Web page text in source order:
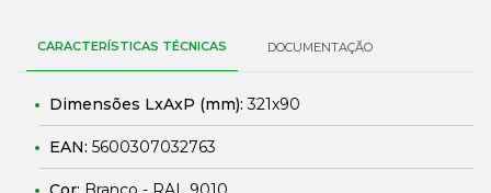
CARACTERÍSTICAS TÉCNICAS DOCUMENTAÇÃO
Dimensões LxAxP (mm):321x90
EAN: 5600307032763